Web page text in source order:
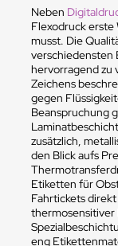
Neben
Flexodruck erste
musst. Die
verschiedensten
hervorragend zu
Zeichens
gegen
Beanspruchung
zusätzlich,
den Blick aufs
Etiketten für
Fahrtickets
eng